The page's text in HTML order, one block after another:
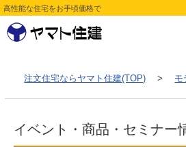
高性能な住宅をお手頃価格で
注文住宅ならヤマト住建(TOP) > モ
イベント・商品・セミナー